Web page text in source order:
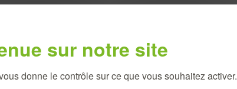
donne le contrôle sur ce que vous souhaitez activer.